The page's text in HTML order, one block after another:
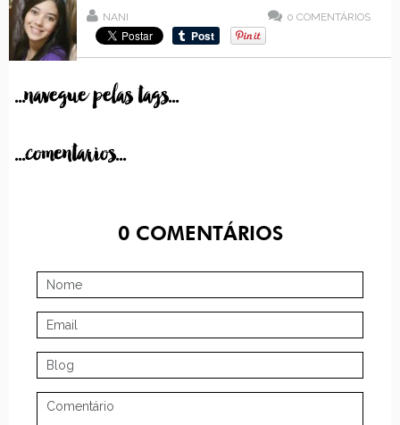
NANI 0 COMENTÁRIOS
...navegue pelas tags...
...comentarios...
0COMENTÁRIOS